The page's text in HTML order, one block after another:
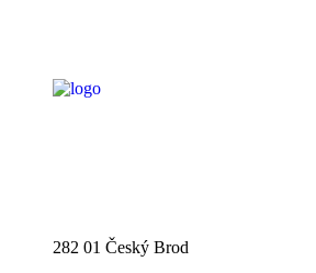
282 01 Český Brod